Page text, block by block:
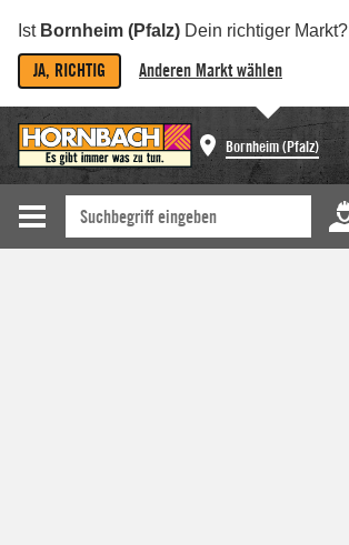
Ist Bornheim (Pfalz) Dein richtiger Markt?
JA, RICHTIG Anderen Markt wählen
Bornheim (Pfalz)